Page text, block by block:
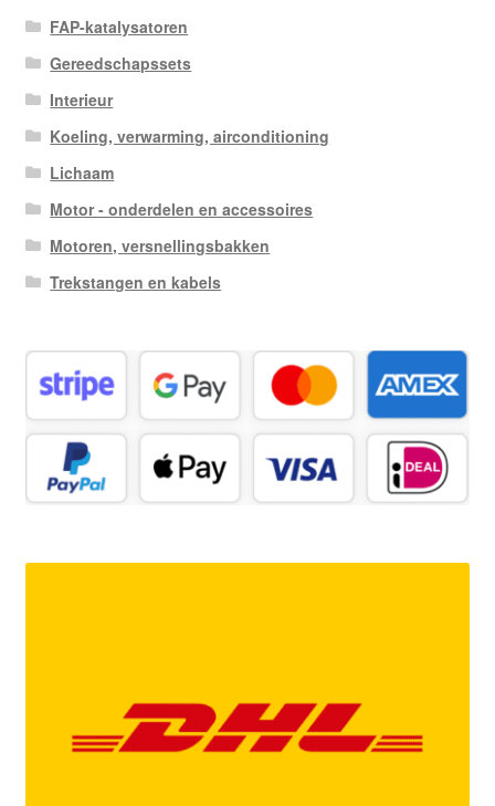
FAP-katalysatoren
Gereedschapssets
Interieur
Koeling, verwarming, airconditioning
Lichaam
Motor - onderdelen en accessoires
Motoren, versnellingsbakken
Trekstangen en kabels